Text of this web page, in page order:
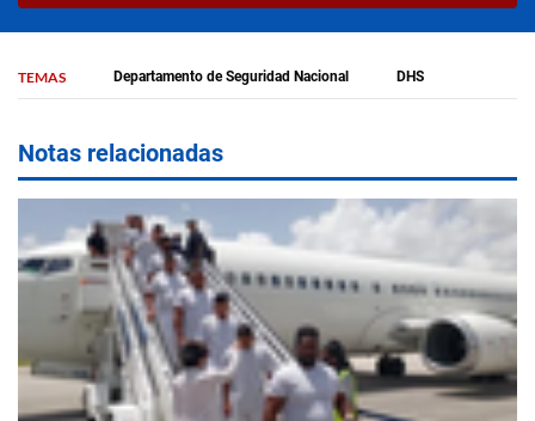
TEMAS Departamento de Seguridad Nacional DHS
Notas relacionadas